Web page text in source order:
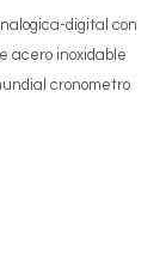
digital con
acero inoxidable
cronometro